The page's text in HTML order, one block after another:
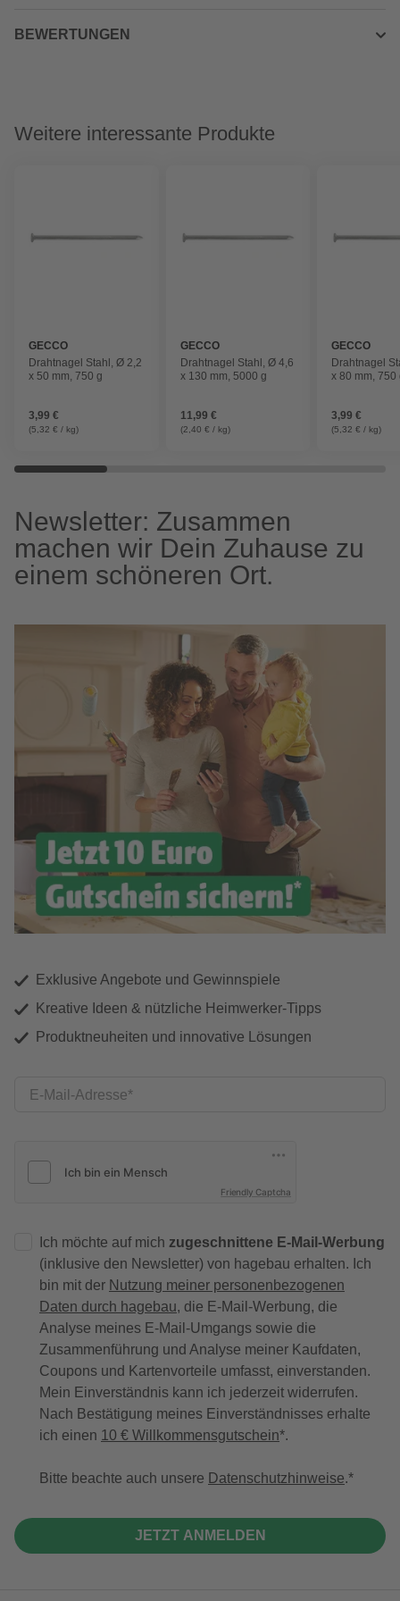
BEWERTUNGEN
Weitere interessante Produkte
GECCO
Drahtnagel Stahl, Ø 2,2
x 50 mm, 750 g
3,99 €
(5,32 € / kg)
GECCO
Drahtnagel Stahl, Ø 4,6
x 130 mm, 5000 g
11,99 €
(2,40 € / kg)
GECCO
Drahtnagel
x 80 mm, 750
3,99 €
(5,32 € / kg)
Newsletter: Zusammen
machen wir Dein Zuhause zu
einem schöneren Ort.
Exklusive Angebote und Gewinnspiele
Kreative Ideen & nützliche Heimwerker-Tipps
Produktneuheiten und innovative Lösungen
E-Mail-Adresse
Friendly Captcha
Ich möchte auf mich zugeschnittene E-Mail-Werbung
(inklusive den Newsletter) von hagebau erhalten. Ich
bin mit der Nutzung meiner personenbezogenen
Daten durch hagebau, die E-Mail-Werbung, die
Analyse meines E-Mail-Umgangs sowie die
Zusammenführung und Analyse meiner Kaufdaten,
Coupons und Kartenvorteile umfasst, einverstanden.
Mein Einverständnis kann ich jederzeit widerrufen.
Nach Bestätigung meines Einverständnisses erhalte
ich einen 10 € Willkommensgutschein*.
Bitte beachte auch unsere Datenschutzhinweise.
JETZT ANMELDEN